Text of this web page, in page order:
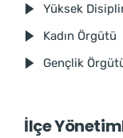
Yüksek
Kadın Örgütü
Gençlik
İlçe